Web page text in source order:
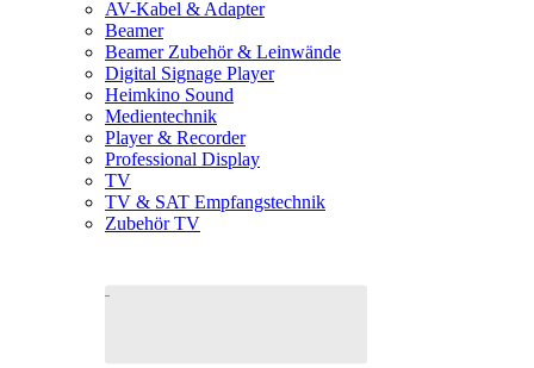
AV-Kabel & Adapter
Beamer
Beamer Zubehör & Leinwände
Digital Signage Player
Heimkino Sound
Medientechnik
Player & Recorder
Professional Display
TV
TV & SAT Empfangstechnik
Zubehör TV